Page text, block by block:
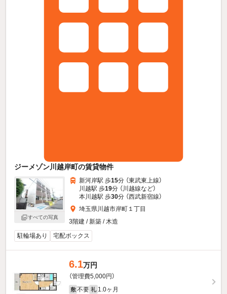
ジーメゾン川越岸町の賃貸物件
すべての写真
新河岸駅 歩15分 （東武東上線）
川越駅 歩19分 （川越線など）
本川越駅 歩30分 （西武新宿線）
埼玉県川越市岸町１丁目
3階建 / 新築 / 木造
駐輪場あり
宅配ボックス
6.1万円
（管理費5,000円）
敷 不要 礼 1.0ヶ月